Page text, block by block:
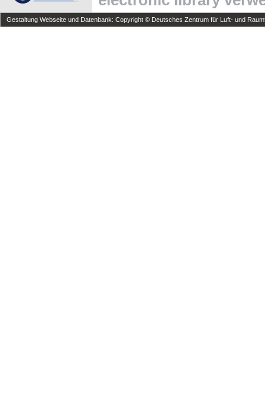
Gestaltung Webseite und Datenbank: Copyright © Deutsches Zentrum für Luft- und